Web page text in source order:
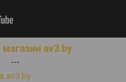
магазин av3.by
---
av3.by